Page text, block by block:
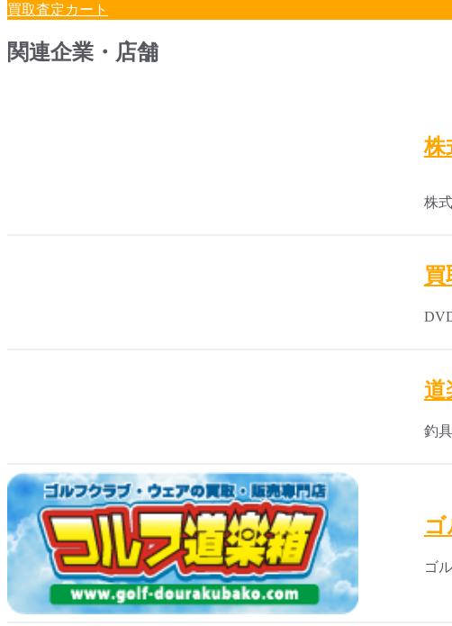
買取査定カート
関連企業・店舗
株
株
道
釣
ゴ